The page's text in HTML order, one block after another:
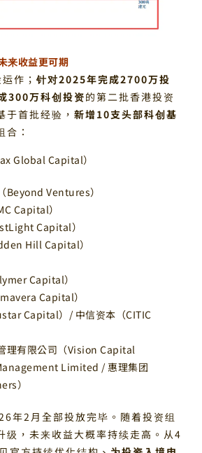
来收益更可期
作； 针对2025年完成2700万投
300万科创投资的第二批香港投资
于首批经验， 新增10支头部科创基
合：
Global Capital）
Beyond Ventures）
Capital）
Capital）
Hill Capital）
Capital）
Capital）
Capital）/ 中信资本（CITIC
理有限公司（Vision Capital
Limited / 惠理集团
）
年2月全部投放完毕。随着投资组
级，未来收益大概率持续走高。从4